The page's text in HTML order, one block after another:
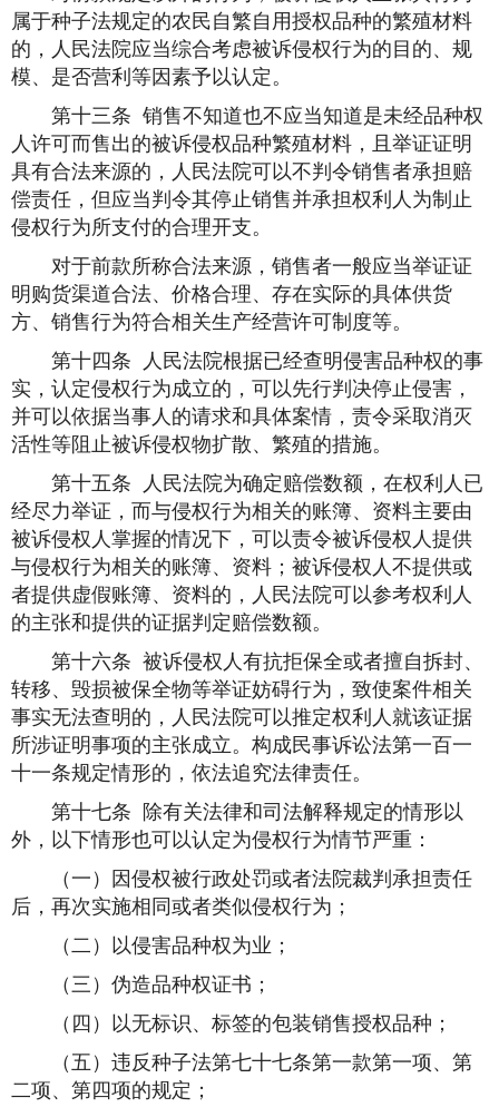
属于种子法规定的农民自繁自用授权品种的繁殖材料
的，人民法院应当综合考虑被诉侵权行为的目的、规
模、是否营利等因素予以认定。
第十三条 销售不知道也不应当知道是未经品种权
人许可而售出的被诉侵权品种繁殖材料，且举证证明
具有合法来源的，人民法院可以不判令销售者承担赔
偿责任，但应当判令其停止销售并承担权利人为制止
侵权行为所支付的合理开支。
对于前款所称合法来源，销售者一般应当举证证
明购货渠道合法、价格合理、存在实际的具体供货
方、销售行为符合相关生产经营许可制度等。
第十四条 人民法院根据已经查明侵害品种权的事
实，认定侵权行为成立的，可以先行判决停止侵害，
并可以依据当事人的请求和具体案情，责令采取消灭
活性等阻止被诉侵权物扩散、繁殖的措施。
第十五条 人民法院为确定赔偿数额，在权利人已
经尽力举证，而与侵权行为相关的账簿、资料主要由
被诉侵权人掌握的情况下，可以责令被诉侵权人提供
与侵权行为相关的账簿、资料；被诉侵权人不提供或
者提供虚假账簿、资料的，人民法院可以参考权利人
的主张和提供的证据判定赔偿数额。
第十六条 被诉侵权人有抗拒保全或者擅自拆封、
转移、毁损被保全物等举证妨碍行为，致使案件相关
事实无法查明的，人民法院可以推定权利人就该证据
所涉证明事项的主张成立。构成民事诉讼法第一百一
十一条规定情形的，依法追究法律责任。
第十七条 除有关法律和司法解释规定的情形以
外，以下情形也可以认定为侵权行为情节严重：
（一）因侵权被行政处罚或者法院裁判承担责任
后，再次实施相同或者类似侵权行为；
（二）以侵害品种权为业；
（三）伪造品种权证书；
（四）以无标识、标签的包装销售授权品种；
（五）违反种子法第七十七条第一款第一项、第
二项、第四项的规定；